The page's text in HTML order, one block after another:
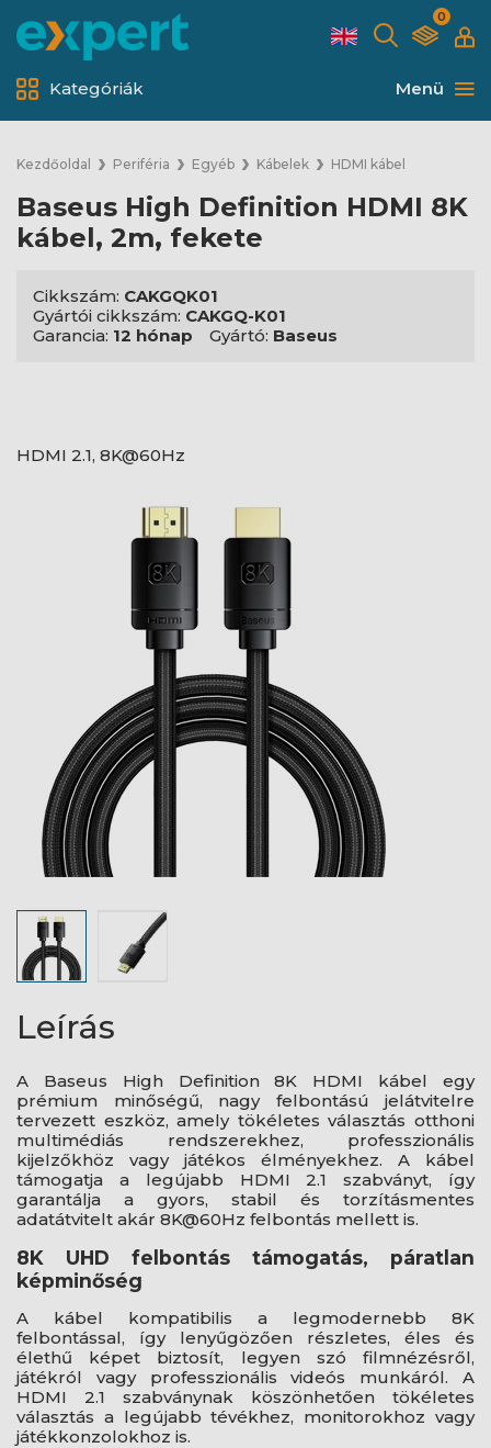
0
Menü
Kategóriák
Kezdőoldal Periféria Egyéb Kábelek HDMI kábel
Baseus High Definition HDMI 8K
kábel, 2m, fekete
Cikkszám: CAKGQK01
Gyártói cikkszám: CAKGQ-K01
Garancia: 12 hónap Gyártó: Baseus
HDMI 2.1, 8K@60Hz
Leírás
A Baseus High Definition 8K HDMI kábel egy
prémium minőségű, nagy felbontású jelátvitelre
tervezett eszköz, amely tökéletes választás otthoni
multimédiás rendszerekhez, professzionális
kijelzőkhöz vagy játékos élményekhez. A kábel
támogatja a legújabb HDMI 2.1 szabványt, így
garantálja a gyors, stabil és torzításmentes
adatátvitelt akár 8K@60Hz felbontás mellett is.
8K UHD felbontás támogatás, páratlan
képminőség
A kábel kompatibilis a legmodernebb 8K
felbontással, így lenyűgözően részletes, éles és
élethű képet biztosít, legyen szó filmnézésről,
játékról vagy professzionális videós munkáról. A
HDMI 2.1 szabványnak köszönhetően tökéletes
választás a legújabb tévékhez, monitorokhoz vagy
játékkonzolokhoz is.